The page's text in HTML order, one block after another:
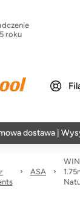
roku
dostawa | Wysyłka
ASA